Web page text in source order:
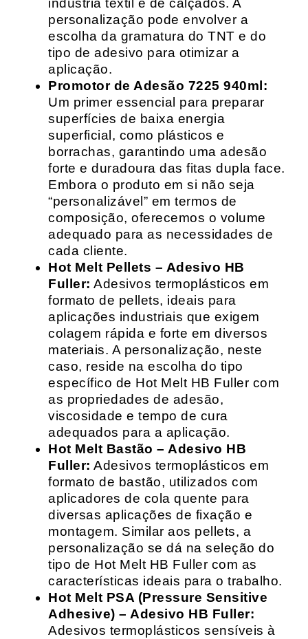
indústria têxtil e de calçados. A
personalização pode envolver a
escolha da gramatura do TNT e do
tipo de adesivo para otimizar a
aplicação.
Promotor de Adesão 7225 940ml:
Um primer essencial para preparar
superfícies de baixa energia
superficial, como plásticos e
borrachas, garantindo uma adesão
forte e duradoura das fitas dupla face.
Embora o produto em si não seja
“personalizável” em termos de
composição, oferecemos o volume
adequado para as necessidades de
cada cliente.
Hot Melt Pellets – Adesivo HB
Fuller: Adesivos termoplásticos em
formato de pellets, ideais para
aplicações industriais que exigem
colagem rápida e forte em diversos
materiais. A personalização, neste
caso, reside na escolha do tipo
específico de Hot Melt HB Fuller com
as propriedades de adesão,
viscosidade e tempo de cura
adequados para a aplicação.
Hot Melt Bastão – Adesivo HB
Fuller: Adesivos termoplásticos em
formato de bastão, utilizados com
aplicadores de cola quente para
diversas aplicações de fixação e
montagem. Similar aos pellets, a
personalização se dá na seleção do
tipo de Hot Melt HB Fuller com as
características ideais para o trabalho.
Hot Melt PSA (Pressure Sensitive
Adhesive) – Adesivo HB Fuller:
Adesivos termoplásticos sensíveis à